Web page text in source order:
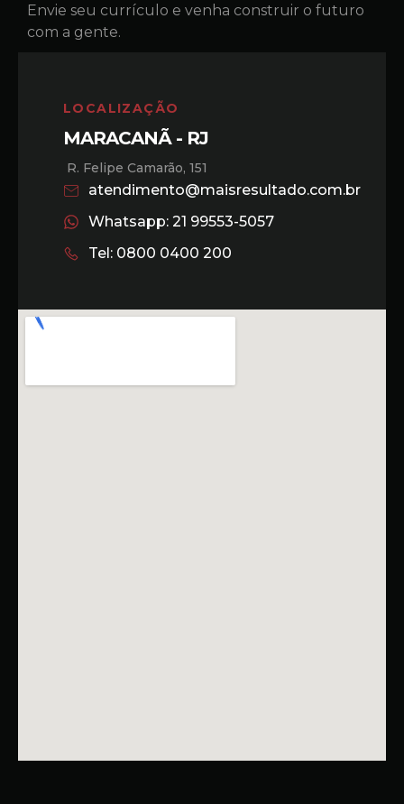
Envie seu currículo e venha construir o futuro
com a gente.
LOCALIZAÇÃO
MARACANÃ - RJ
R. Felipe Camarão, 151
atendimento@maisresultado.com.br
Whatsapp: 21 99553-5057
Tel: 0800 0400 200